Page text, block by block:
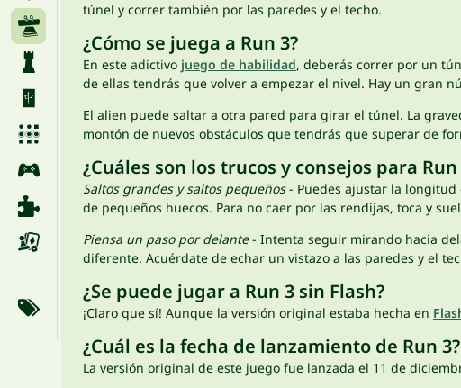
túnel y correr también por las paredes y el techo.
¿Cómo se juega a Run 3?
En este adictivo juego de habilidad, deberás correr por un
de ellas tendrás que volver a empezar el nivel. Hay un gran
El alien puede saltar a otra pared para girar el túnel. La
montón de nuevos obstáculos que tendrás que superar de
¿Cuáles son los trucos y consejos para Run
Saltos grandes y saltos pequeños- Puedes ajustar la longitud
de pequeños huecos. Para no caer por las rendijas, toca y
Piensa un paso por delante- Intenta seguir mirando hacia
diferente. Acuérdate de echar un vistazo a las paredes y el
¿Se puede jugar a Run 3 sin Flash?
¡Claro que sí! Aunque la versión original estaba hecha en
¿Cuál es la fecha de lanzamiento de Run 3?
La versión original de este juego fue lanzada el 11 de